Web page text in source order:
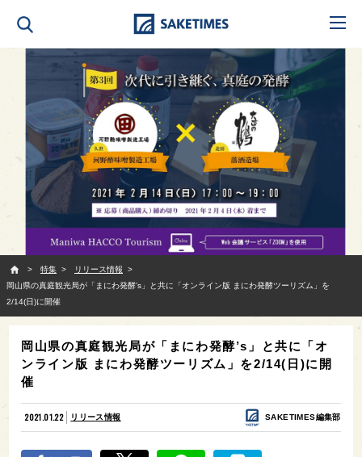
特集
リリース情報
岡山県の真庭観光局が「まにわ発酵’s」と共に「オンライン版 まにわ発酵ツーリズム」を
2/14(日)に開催
岡山県の真庭観光局が「まにわ発酵’s」と共に「オ
ンライン版 まにわ発酵ツーリズム」を2/14(日)に開
催
2021.01.22 リリース情報 SAKETIMES編集部